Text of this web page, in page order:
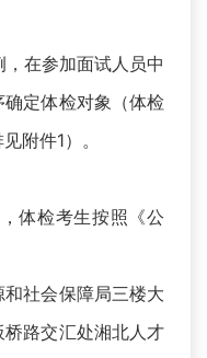
，在参加面试人员中
定体检对象（体检
附件1）。
体检考生按照《公
社会保障局三楼大
路交汇处湘北人才